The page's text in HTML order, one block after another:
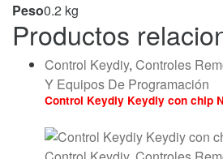
Peso0.2 kg
Productos
Control Keydiy, Controles
Y Equipos De Programación
Control Keydiy Keydiy con chip